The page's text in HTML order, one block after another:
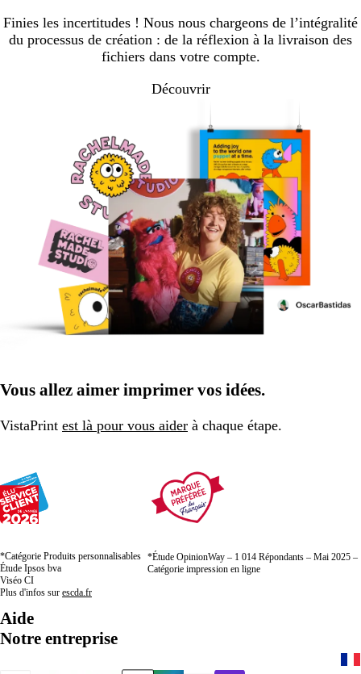
Finies les incertitudes ! Nous nous chargeons de l’intégralité
du processus de création : de la réflexion à la livraison des
fichiers dans votre compte.
Découvrir
Vous allez aimer imprimer vos idées.
VistaPrint est là pour vous aider à chaque étape.
*Catégorie Produits personnalisables
Étude Ipsos bva
Viséo CI
Plus d'infos sur escda.fr
*Étude OpinionWay – 1 014 Répondants – Mai 2025 –
Catégorie impression en ligne
Aide
Notre entreprise